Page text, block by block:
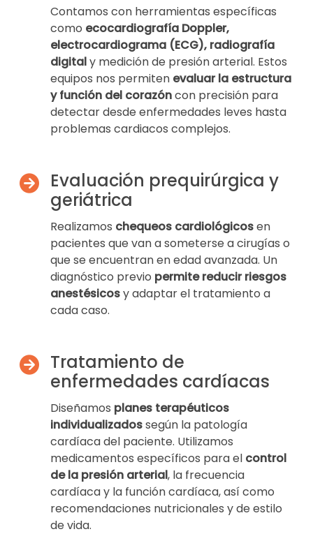
Contamos con herramientas específicas
como ecocardiografía Doppler,
electrocardiograma (ECG), radiografía
digitaly medición de presión arterial. Estos
equipos nos permiten evaluar la estructura
y función del corazóncon precisión para
detectar desde enfermedades leves hasta
problemas cardiacos complejos.
Evaluación prequirúrgica y
geriátrica
Realizamos chequeos cardiológicosen
pacientes que van a someterse a cirugías o
que se encuentran en edad avanzada. Un
diagnóstico previo permite reducir riesgos
anestésicosy adaptar el tratamiento a
cada caso.
Tratamiento de
enfermedades cardíacas
Diseñamos planes terapéuticos
individualizadossegún la patología
cardíaca del paciente. Utilizamos
medicamentos específicos para el control
de la presión arterial, la frecuencia
cardíaca y la función cardíaca, así como
recomendaciones nutricionales y de estilo
de vida.